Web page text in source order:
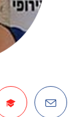
דואל